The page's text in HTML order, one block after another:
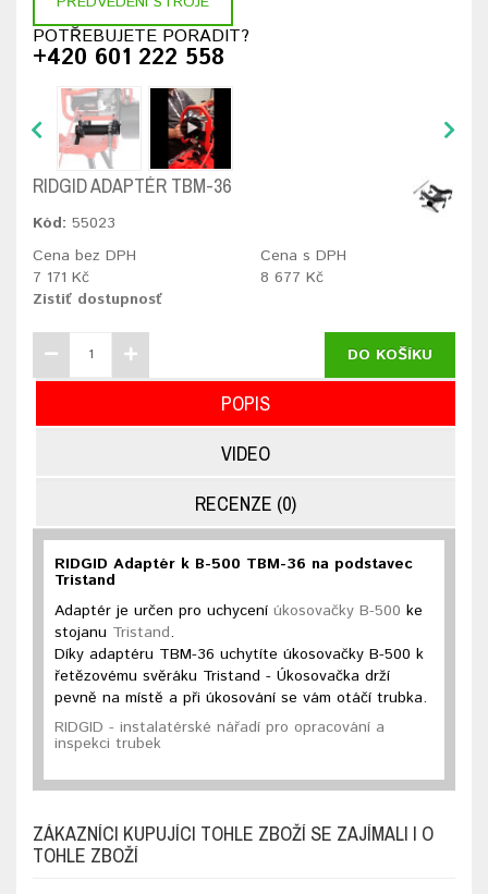
POTŘEBUJETE PORADIT?
+420 601 222 558
RIDGID ADAPTÉR TBM-36
Kód: 55023
Cena bez DPH
7 171 Kč
Cena s DPH
8 677 Kč
Zistiť dostupnosť
DO KOŠÍKU
POPIS
VIDEO
RECENZE (0)
RIDGID Adaptér k B-500 TBM-36 na podstavec
Tristand
Adaptér je určen pro uchycení úkosovačky B-500 ke
stojanu Tristand.
Díky adaptéru TBM-36 uchytíte úkosovačky B-500 k
řetězovému svěráku Tristand - Úkosovačka drží
pevně na místě a při úkosování se vám otáčí trubka.
RIDGID - instalatérské nářadí pro opracování a
inspekci trubek
ZÁKAZNÍCI KUPUJÍCI TOHLE ZBOŽÍ SE ZAJÍMALI I O
TOHLE ZBOŽÍ